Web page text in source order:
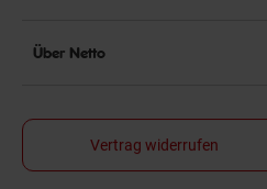
Über Netto
Vertrag widerrufen